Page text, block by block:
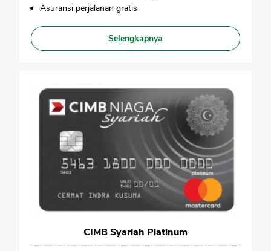
Asuransi perjalanan gratis
Selengkapnya
CIMB Syariah Platinum